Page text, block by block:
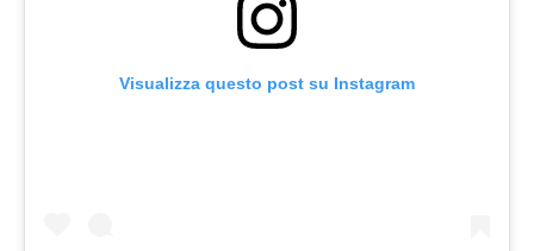
Visualizza questo post su Instagram